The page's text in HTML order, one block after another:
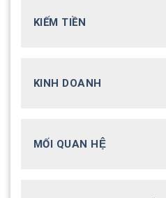
KIẾM TIỀN
KINH DOANH
MỐI QUAN HỆ